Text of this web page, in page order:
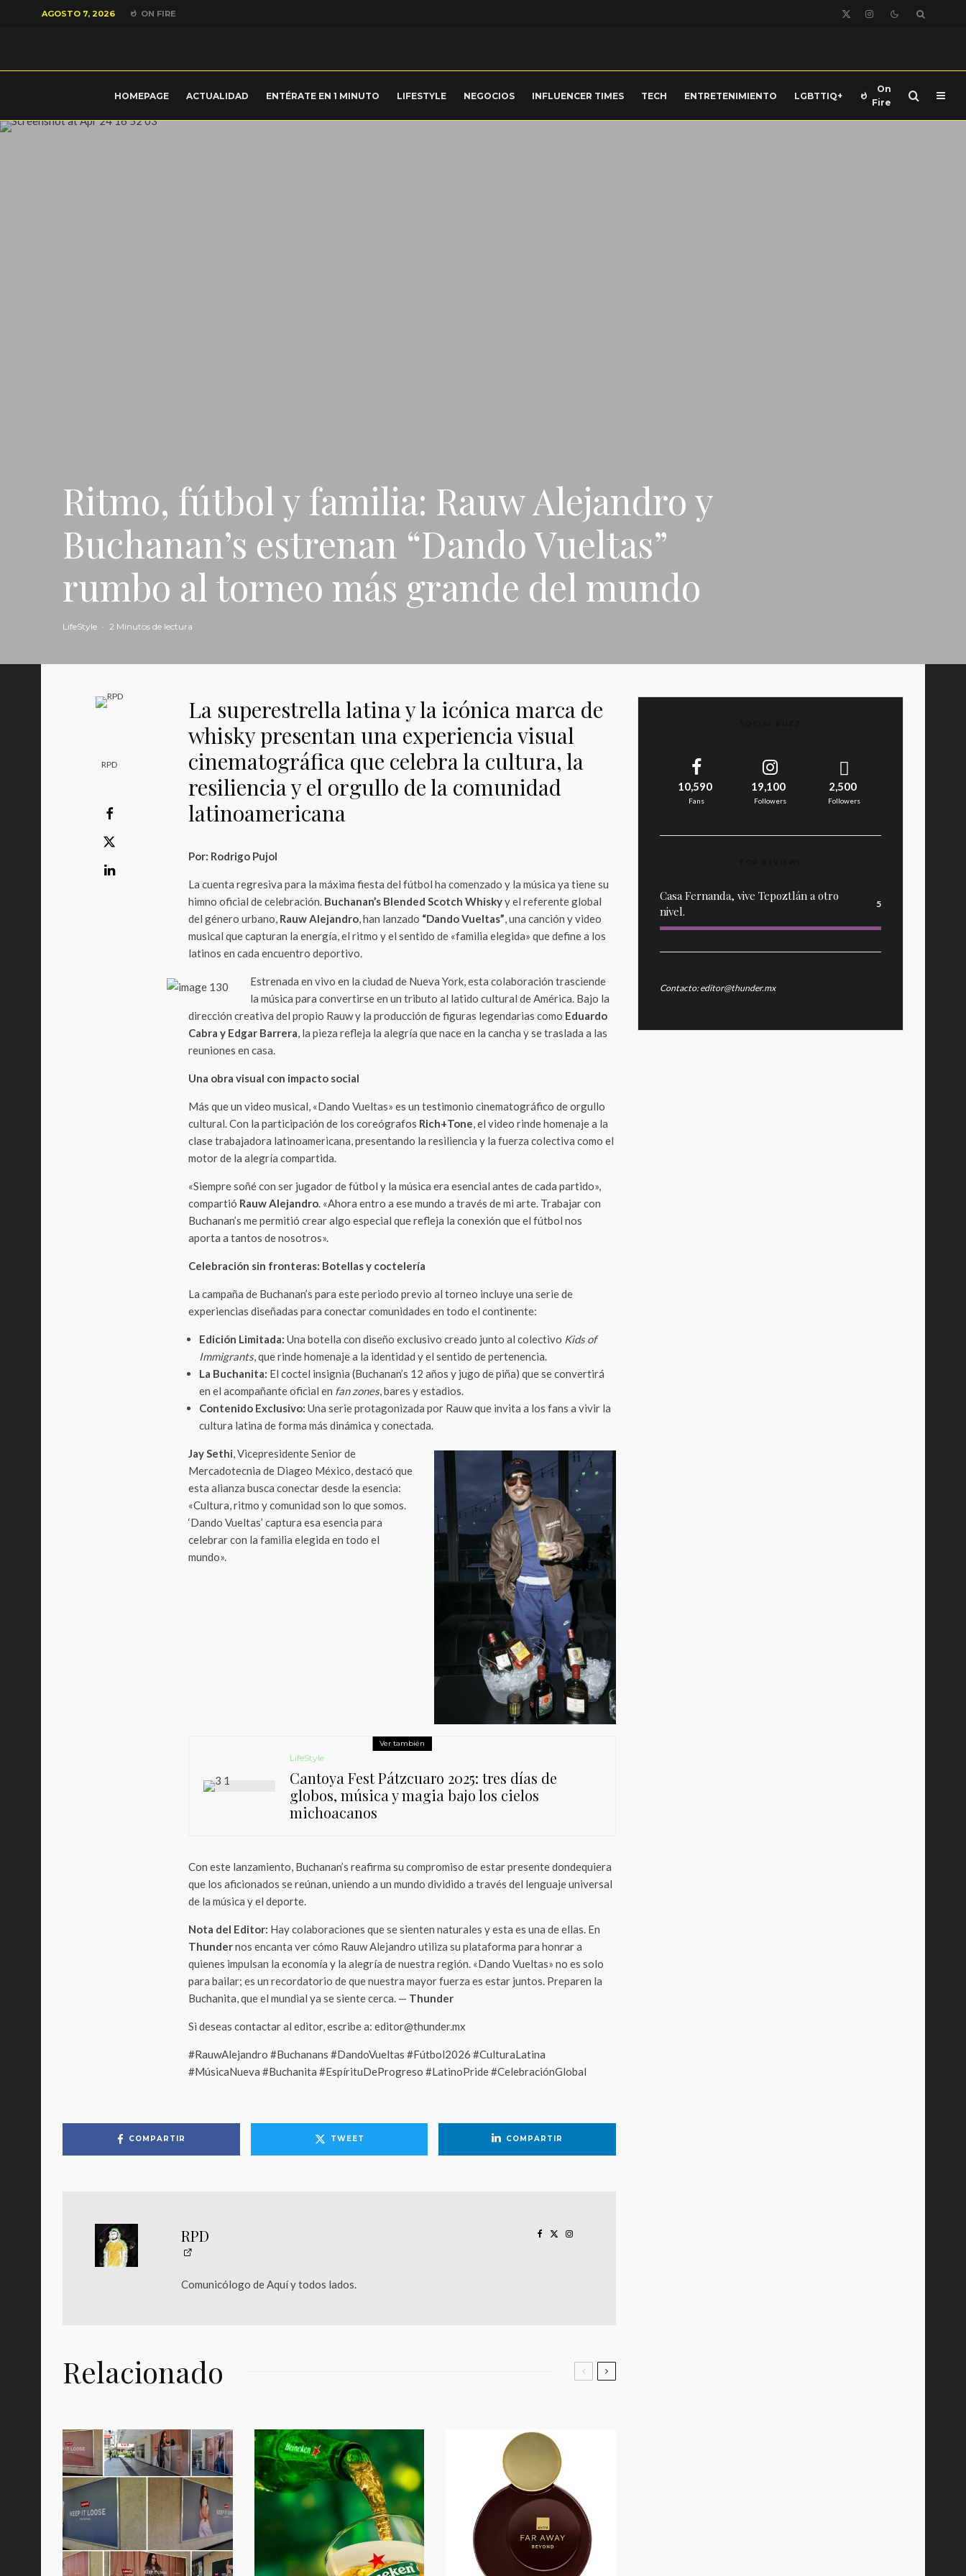
AGOSTO 7, 2026 ON FIRE
HOMEPAGE ACTUALIDAD ENTÉRATE EN 1 MINUTO LIFESTYLE NEGOCIOS INFLUENCER TIMES TECH ENTRETENIMIENTO LGBTTIQ+
On
Fire
Ritmo, fútbol y familia: Rauw Alejandro y
Buchanan’s estrenan “Dando Vueltas”
rumbo al torneo más grande del mundo
LifeStyle · 2 Minutos de lectura
RPD
La superestrella latina y la icónica marca de
whisky presentan una experiencia visual
cinematográfica que celebra la cultura, la
resiliencia y el orgullo de la comunidad
latinoamericana
Por: Rodrigo Pujol
La cuenta regresiva para la máxima fiesta del fútbol ha comenzado y la música ya tiene su
himno oficial de celebración. Buchanan’s Blended Scotch Whiskyy el referente global
del género urbano, Rauw Alejandro, han lanzado “Dando Vueltas”, una canción y video
musical que capturan la energía, el ritmo y el sentido de «familia elegida» que define a los
latinos en cada encuentro deportivo.
Estrenada en vivo en la ciudad de Nueva York, esta colaboración trasciende
la música para convertirse en un tributo al latido cultural de América. Bajo la
dirección creativa del propio Rauw y la producción de figuras legendarias como Eduardo
Cabra y Edgar Barrera, la pieza refleja la alegría que nace en la cancha y se traslada a las
reuniones en casa.
Una obra visual con impacto social
Más que un video musical, «Dando Vueltas» es un testimonio cinematográfico de orgullo
cultural. Con la participación de los coreógrafos Rich+Tone, el video rinde homenaje a la
clase trabajadora latinoamericana, presentando la resiliencia y la fuerza colectiva como el
motor de la alegría compartida.
«Siempre soñé con ser jugador de fútbol y la música era esencial antes de cada partido»,
compartió Rauw Alejandro. «Ahora entro a ese mundo a través de mi arte. Trabajar con
Buchanan’s me permitió crear algo especial que refleja la conexión que el fútbol nos
aporta a tantos de nosotros».
Celebración sin fronteras: Botellas y coctelería
La campaña de Buchanan’s para este periodo previo al torneo incluye una serie de
experiencias diseñadas para conectar comunidades en todo el continente:
Edición Limitada: Una botella con diseño exclusivo creado junto al colectivo Kids of
Immigrants, que rinde homenaje a la identidad y el sentido de pertenencia.
La Buchanita: El coctel insignia (Buchanan’s 12 años y jugo de piña) que se convertirá
en el acompañante oficial en fan zones, bares y estadios.
Contenido Exclusivo: Una serie protagonizada por Rauw que invita a los fans a vivir la
cultura latina de forma más dinámica y conectada.
Jay Sethi, Vicepresidente Senior de
Mercadotecnia de Diageo México, destacó que
esta alianza busca conectar desde la esencia:
«Cultura, ritmo y comunidad son lo que somos.
‘Dando Vueltas’ captura esa esencia para
celebrar con la familia elegida en todo el
mundo».
Ver también
LifeStyle
Cantoya Fest Pátzcuaro 2025: tres días de
globos, música y magia bajo los cielos
michoacanos
Con este lanzamiento, Buchanan’s reafirma su compromiso de estar presente dondequiera
que los aficionados se reúnan, uniendo a un mundo dividido a través del lenguaje universal
de la música y el deporte.
Nota del Editor: Hay colaboraciones que se sienten naturales y esta es una de ellas. En
Thundernos encanta ver cómo Rauw Alejandro utiliza su plataforma para honrar a
quienes impulsan la economía y la alegría de nuestra región. «Dando Vueltas» no es solo
para bailar; es un recordatorio de que nuestra mayor fuerza es estar juntos. Preparen la
Buchanita, que el mundial ya se siente cerca. — Thunder
Si deseas contactar al editor, escribe a: editor@thunder.mx
#RauwAlejandro #Buchanans #DandoVueltas #Fútbol2026 #CulturaLatina
#MúsicaNueva #Buchanita #EspírituDeProgreso #LatinoPride #CelebraciónGlobal
COMPARTIR TWEET COMPARTIR
RPD
Comunicólogo de Aquí y todos lados.
Relacionado
10,590
Fans
19,100
Followers
2,500
Followers
Casa Fernanda, vive Tepoztlán a otro
nivel.
5
Contacto: editor@thunder.mx